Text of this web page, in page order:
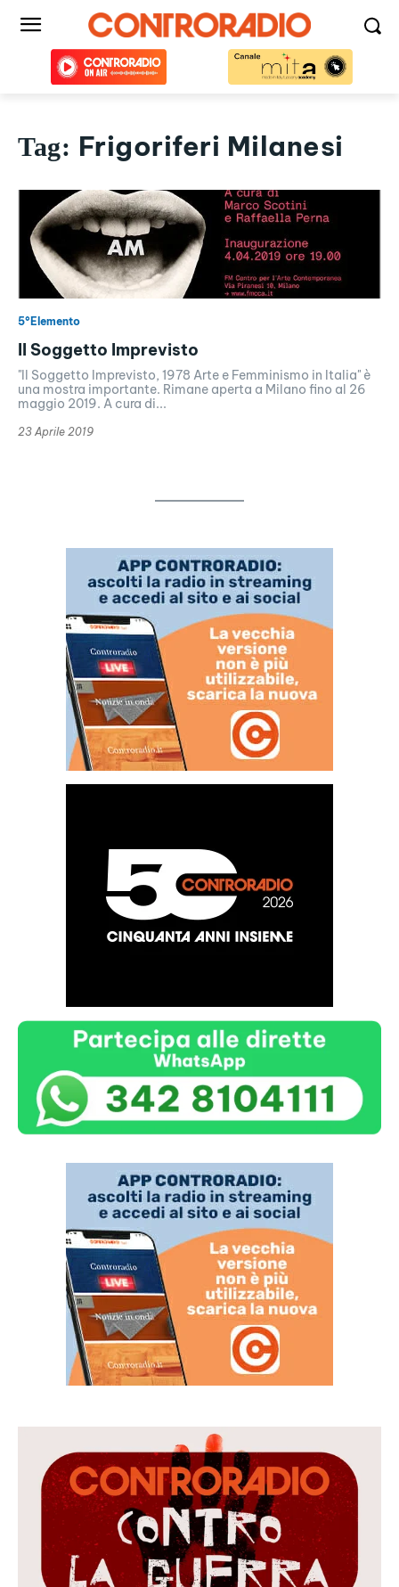
Tag: Frigoriferi Milanesi
5°Elemento
Il Soggetto Imprevisto
"Il Soggetto Imprevisto, 1978 Arte e Femminismo in Italia" è
una mostra importante. Rimane aperta a Milano fino al 26
maggio 2019. A cura di...
23 Aprile 2019